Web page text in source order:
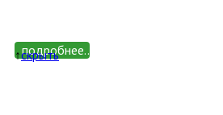
подробнее...
↑cкрыть